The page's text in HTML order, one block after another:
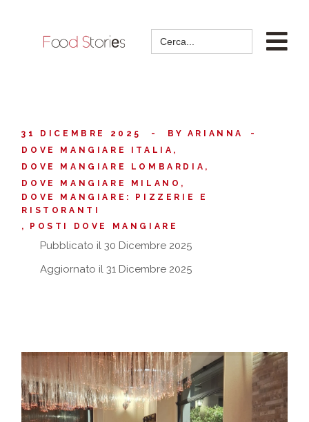
Search
for:
31 DICEMBRE 2025 BY
ARIANNA
DOVE MANGIARE ITALIA
DOVE MANGIARE LOMBARDIA
DOVE MANGIARE MILANO
DOVE MANGIARE: PIZZERIE E
RISTORANTI
POSTI DOVE MANGIARE
Pubblicato il 30 Dicembre 2025
Aggiornato il 31 Dicembre 2025